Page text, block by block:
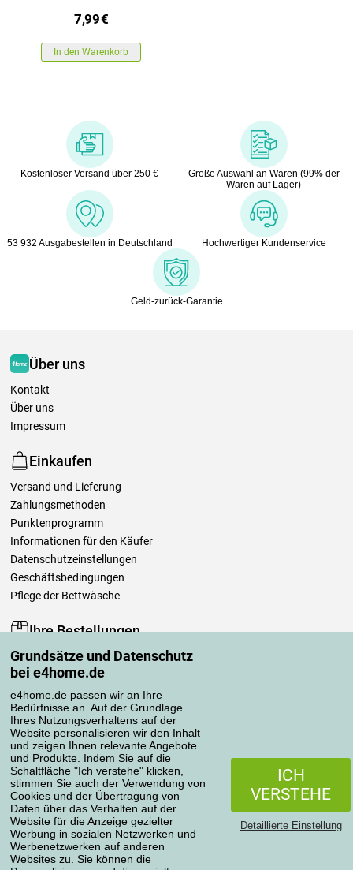
Grundsätze und Datenschutz
bei e4home.de
e4home.de passen wir an Ihre
Bedürfnisse an. Auf der Grundlage
Ihres Nutzungsverhaltens auf der
Website personalisieren wir den Inhalt
und zeigen Ihnen relevante Angebote
und Produkte. Indem Sie auf die
Schaltfläche "Ich verstehe" klicken,
stimmen Sie auch der Verwendung von
Cookies und der Übertragung von
Daten über das Verhalten auf der
Website für die Anzeige gezielter
Werbung in sozialen Netzwerken und
Werbenetzwerken auf anderen
Websites zu. Sie können die
ICH
VERSTEHE
Detaillierte Einstellung
7,99€
In den Warenkorb
Kostenloser Versand über 250 €
Große Auswahl an Waren (99% der
Waren auf Lager)
53 932 Ausgabestellen in Deutschland Hochwertiger Kundenservice
Geld-zurück-Garantie
Über uns
Kontakt
Über uns
Impressum
Einkaufen
Versand und Lieferung
Zahlungsmethoden
Punktenprogramm
Informationen für den Käufer
Datenschutzeinstellungen
Geschäftsbedingungen
Pflege der Bettwäsche
Ihre Bestellungen
Mein Konto
Bestellübersicht
Reklamationen
Widerrufsbelehrung
Einfach mehr wissen
Richtlinien zur Verarbeitung von Bewertungen
Transportarten
Zahlungsmethoden